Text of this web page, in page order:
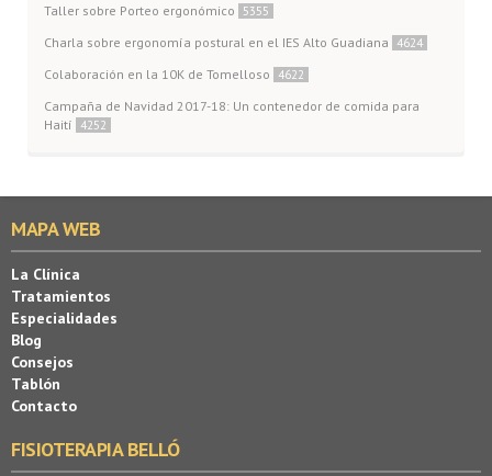
Taller sobre Porteo ergonómico 5355
Charla sobre ergonomía postural en el IES Alto Guadiana 4624
Colaboración en la 10K de Tomelloso 4622
Campaña de Navidad 2017-18: Un contenedor de comida para
Haití
4252
MAPA WEB
La Clínica
Tratamientos
Especialidades
Blog
Consejos
Tablón
Contacto
FISIOTERAPIA BELLÓ